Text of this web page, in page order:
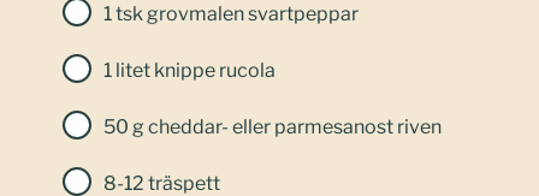
1 tsk grovmalen svartpeppar
1 litet knippe rucola
50 g cheddar- eller parmesanost riven
8-12 träspett